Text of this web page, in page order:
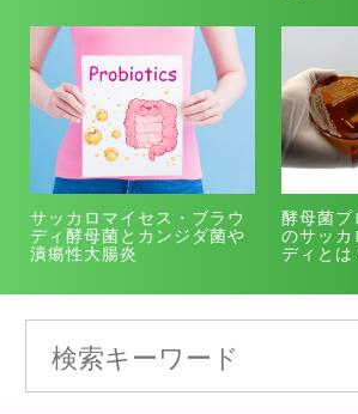
サッカロマイセス・ブラウ
ディ酵母菌とカンジダ菌や
潰瘍性大腸炎
酵母菌プ
のサッカ
ディとは